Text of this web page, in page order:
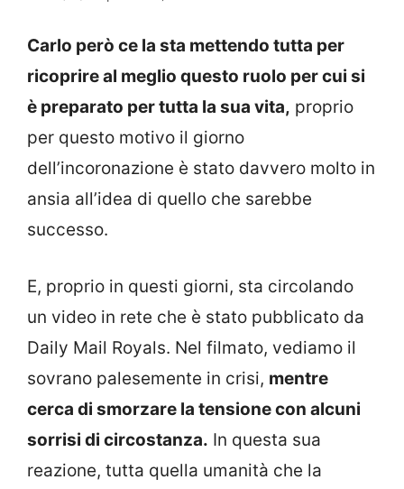
Carlo però ce la sta mettendo tutta per
ricoprire al meglio questo ruolo per cui si
è preparato per tutta la sua vita, proprio
per questo motivo il giorno
dell’incoronazione è stato davvero molto in
ansia all’idea di quello che sarebbe
successo.
E, proprio in questi giorni, sta circolando
un video in rete che è stato pubblicato da
Daily Mail Royals. Nel filmato, vediamo il
sovrano palesemente in crisi, mentre
cerca di smorzare la tensione con alcuni
sorrisi di circostanza. In questa sua
reazione, tutta quella umanità che la